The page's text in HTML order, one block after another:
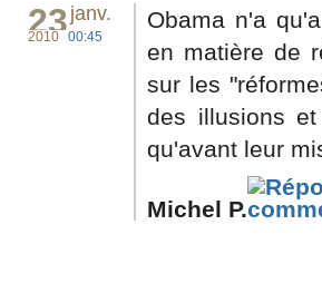
23 janv.
2010 00:45
Obama n'a
en matière de
sur les
des illusions
qu'avant leur
Michel P.